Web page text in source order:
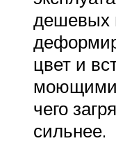
дешевых
цвет и
моющими
чего
сильнее.